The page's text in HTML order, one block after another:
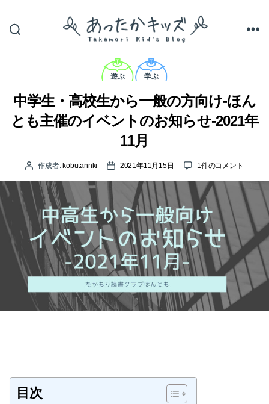
た
か
ッ
カ
テ
ゴ
ー
遊ぶ 学ぶ
中学生・高校生から一般の方向け-ほん
とも主催のイベントのお知らせ-2021年
11月
投
者
作成者:kobutannki
投 2021年11月15日
中
生・
高
校
生
か
ら
一
般
の
向
け-
の
1件のコメント
目次